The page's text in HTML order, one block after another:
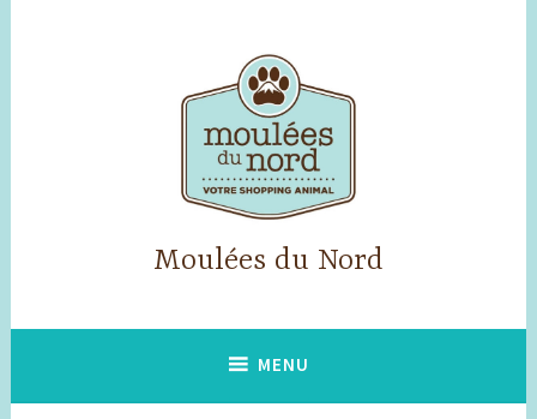
Moulées du Nord
MENU